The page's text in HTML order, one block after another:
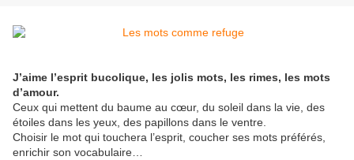
J’aime l’esprit bucolique, les jolis mots, les rimes, les mots
d’amour.
Ceux qui mettent du baume au cœur, du soleil dans la vie, des
étoiles dans les yeux, des papillons dans le ventre.
Choisir le mot qui touchera l’esprit, coucher ses mots préférés,
enrichir son vocabulaire…